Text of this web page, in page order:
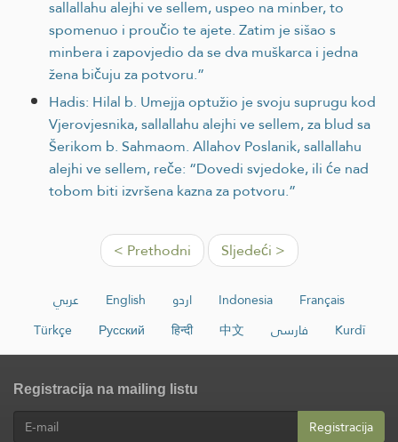
sallallahu alejhi ve sellem, uspeo na minber, to
spomenuo i proučio te ajete. Zatim je sišao s
minbera i zapovjedio da se dva muškarca i jedna
žena bičuju za potvoru.”
Hadis: Hilal b. Umejja optužio je svoju suprugu kod
Vjerovjesnika, sallallahu alejhi ve sellem, za blud sa
Šerikom b. Sahmaom. Allahov Poslanik, sallallahu
alejhi ve sellem, reče: “Dovedi svjedoke, ili će nad
tobom biti izvršena kazna za potvoru.”
< Prethodni Sljedeći >
عربي English اردو Indonesia
Français
Türkçe
Русский हिन्दी 中文 فارسی Kurdî
Registracija na mailing listu
Registracija